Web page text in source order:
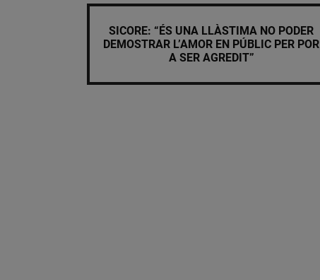
SICORE: “ÉS UNA LLÀSTIMA NO PODER
DEMOSTRAR L’AMOR EN PÚBLIC PER POR
A SER AGREDIT”